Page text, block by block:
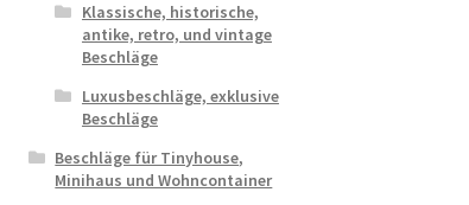
Klassische, historische,
antike, retro, und vintage
Beschläge
Luxusbeschläge, exklusive
Beschläge
Beschläge für Tinyhouse,
Minihaus und Wohncontainer